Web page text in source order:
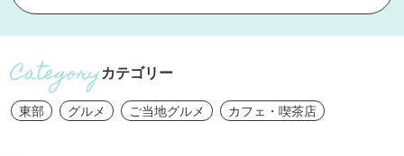
カテゴリー
東部 グルメ ご当地グルメ カフェ・喫茶店